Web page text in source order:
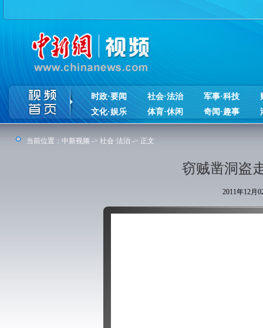
时政·要闻 社会·法治 军事·科技
文化·娱乐
体育·休闲 奇闻·趣事
当前位置： 中新视频 -> 社会·法治 -> 正文
窃贼凿洞盗
2011年12月